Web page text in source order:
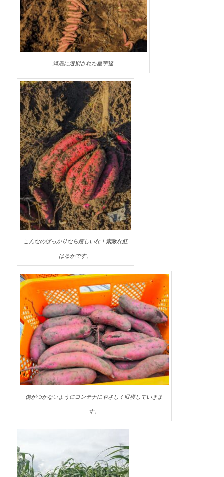
綺麗に選別された星芋達
こんなのばっかりなら嬉しいな！素敵な紅
はるかです。
傷がつかないようにコンテナにやさしく収穫していきま
す。